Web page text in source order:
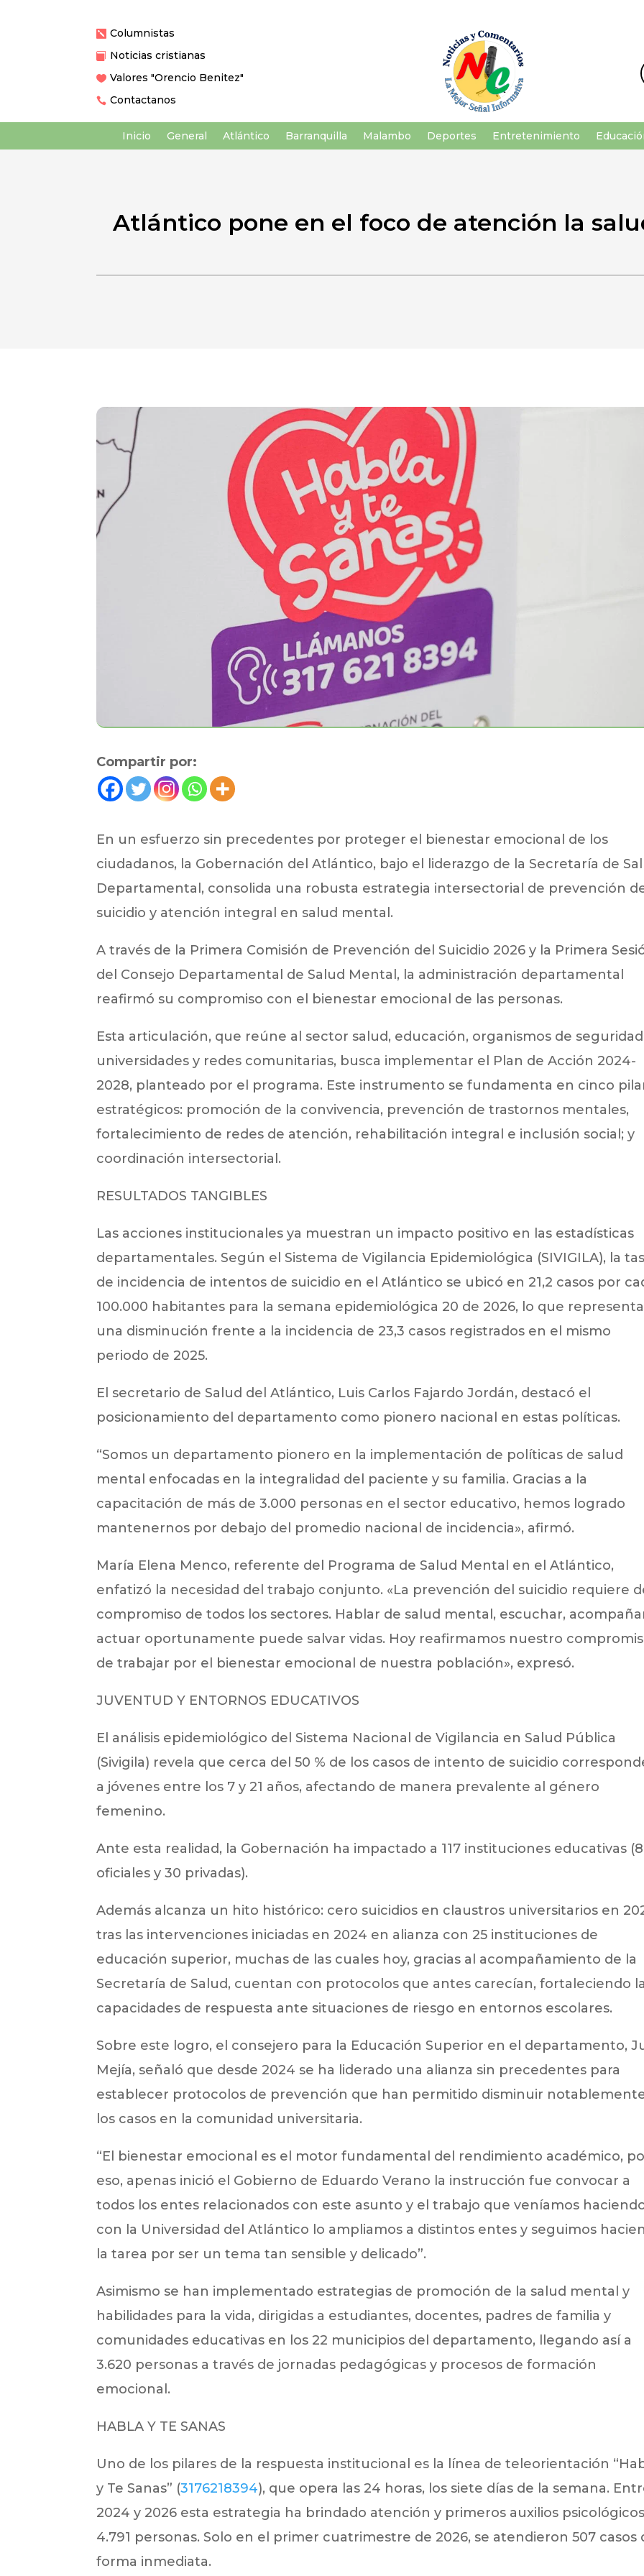
 Columnistas
 Noticias cristianas
 Valores "Orencio Benitez"
 Contactanos
Inicio General Atlántico Barranquilla Malambo Deportes Entretenimiento
Atlántico pone en el foco de atención la
Compartir por:
En un esfuerzo sin precedentes por proteger el bienestar emocional de los
ciudadanos, la Gobernación del Atlántico, bajo el liderazgo de la Secretaría de
Departamental, consolida una robusta estrategia intersectorial de prevención
suicidio y atención integral en salud mental.
A través de la Primera Comisión de Prevención del Suicidio 2026 y la Primera
del Consejo Departamental de Salud Mental, la administración departamental
reafirmó su compromiso con el bienestar emocional de las personas.
Esta articulación, que reúne al sector salud, educación, organismos de
universidades y redes comunitarias, busca implementar el Plan de Acción 2024-
2028, planteado por el programa. Este instrumento se fundamenta en cinco
estratégicos: promoción de la convivencia, prevención de trastornos mentales,
fortalecimiento de redes de atención, rehabilitación integral e inclusión social; y
coordinación intersectorial.
RESULTADOS TANGIBLES
Las acciones institucionales ya muestran un impacto positivo en las estadísticas
departamentales. Según el Sistema de Vigilancia Epidemiológica (SIVIGILA), la
de incidencia de intentos de suicidio en el Atlántico se ubicó en 21,2 casos por
100.000 habitantes para la semana epidemiológica 20 de 2026, lo que representa
una disminución frente a la incidencia de 23,3 casos registrados en el mismo
periodo de 2025.
El secretario de Salud del Atlántico, Luis Carlos Fajardo Jordán, destacó el
posicionamiento del departamento como pionero nacional en estas políticas.
“Somos un departamento pionero en la implementación de políticas de salud
mental enfocadas en la integralidad del paciente y su familia. Gracias a la
capacitación de más de 3.000 personas en el sector educativo, hemos logrado
mantenernos por debajo del promedio nacional de incidencia», afirmó.
María Elena Menco, referente del Programa de Salud Mental en el Atlántico,
enfatizó la necesidad del trabajo conjunto. «La prevención del suicidio requiere
compromiso de todos los sectores. Hablar de salud mental, escuchar,
actuar oportunamente puede salvar vidas. Hoy reafirmamos nuestro
de trabajar por el bienestar emocional de nuestra población», expresó.
JUVENTUD Y ENTORNOS EDUCATIVOS
El análisis epidemiológico del Sistema Nacional de Vigilancia en Salud Pública
(Sivigila) revela que cerca del 50 % de los casos de intento de suicidio
a jóvenes entre los 7 y 21 años, afectando de manera prevalente al género
femenino.
Ante esta realidad, la Gobernación ha impactado a 117 instituciones educativas
oficiales y 30 privadas).
Además alcanza un hito histórico: cero suicidios en claustros universitarios en
tras las intervenciones iniciadas en 2024 en alianza con 25 instituciones de
educación superior, muchas de las cuales hoy, gracias al acompañamiento de la
Secretaría de Salud, cuentan con protocolos que antes carecían, fortaleciendo
capacidades de respuesta ante situaciones de riesgo en entornos escolares.
Sobre este logro, el consejero para la Educación Superior en el departamento,
Mejía, señaló que desde 2024 se ha liderado una alianza sin precedentes para
establecer protocolos de prevención que han permitido disminuir
los casos en la comunidad universitaria.
“El bienestar emocional es el motor fundamental del rendimiento académico,
eso, apenas inició el Gobierno de Eduardo Verano la instrucción fue convocar a
todos los entes relacionados con este asunto y el trabajo que veníamos
con la Universidad del Atlántico lo ampliamos a distintos entes y seguimos
la tarea por ser un tema tan sensible y delicado”.
Asimismo se han implementado estrategias de promoción de la salud mental y
habilidades para la vida, dirigidas a estudiantes, docentes, padres de familia y
comunidades educativas en los 22 municipios del departamento, llegando así a
3.620 personas a través de jornadas pedagógicas y procesos de formación
emocional.
HABLA Y TE SANAS
Uno de los pilares de la respuesta institucional es la línea de teleorientación
y Te Sanas” (3176218394), que opera las 24 horas, los siete días de la semana.
2024 y 2026 esta estrategia ha brindado atención y primeros auxilios
4.791 personas. Solo en el primer cuatrimestre de 2026, se atendieron 507 casos
forma inmediata.